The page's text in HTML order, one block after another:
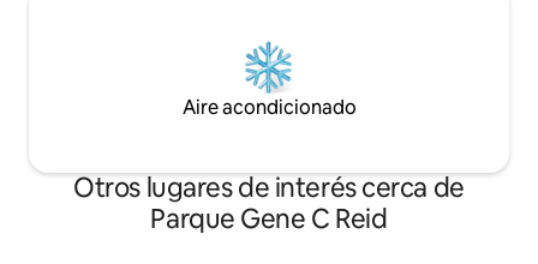
Aire acondicionado
Otros lugares de interés cerca de
Parque Gene C Reid